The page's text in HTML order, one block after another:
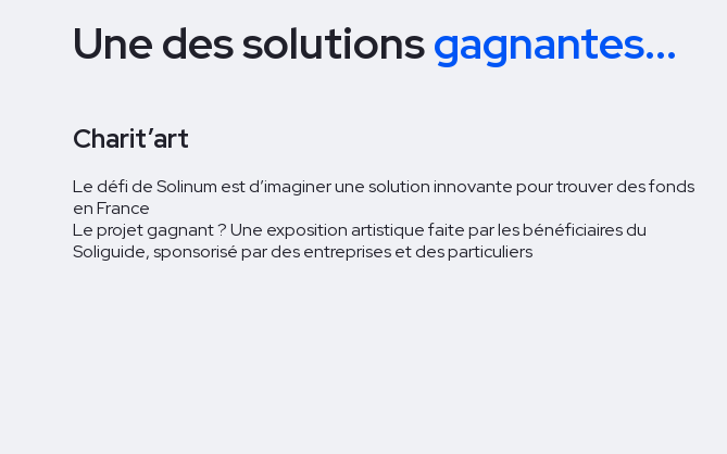
Une des solutionsgagnantes...
Charit’art
Le défi de Solinum est d’imaginer une solution innovante pour trouver des fonds
en France
Le projet gagnant ? Une exposition artistique faite par les bénéficiaires du
Soliguide, sponsorisé par des entreprises et des particuliers